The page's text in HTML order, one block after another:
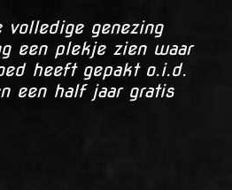
genezing
een plekje zien waar
heeft gepakt o.i.d.
een half jaar gratis